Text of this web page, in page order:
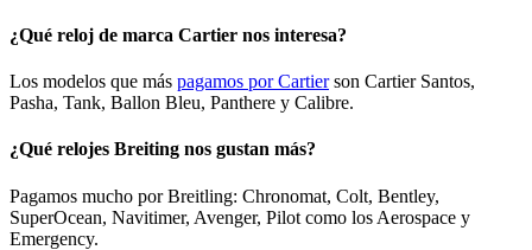
¿Qué reloj de marca Cartier nos interesa?
Los modelos que más pagamos por Cartierson Cartier Santos,
Pasha, Tank, Ballon Bleu, Panthere y Calibre.
¿Qué relojes Breiting nos gustan más?
Pagamos mucho por Breitling: Chronomat, Colt, Bentley,
SuperOcean, Navitimer, Avenger, Pilot como los Aerospace y
Emergency.